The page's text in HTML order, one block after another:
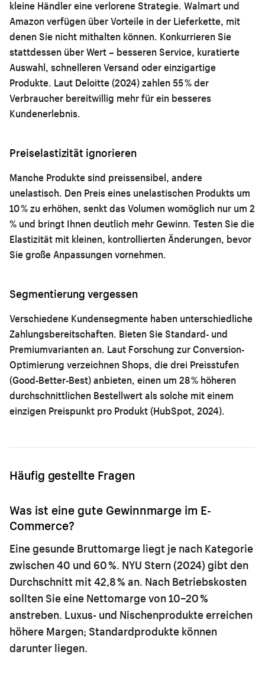
kleine Händler eine verlorene Strategie. Walmart und
Amazon verfügen über Vorteile in der Lieferkette, mit
denen Sie nicht mithalten können. Konkurrieren Sie
stattdessen über Wert – besseren Service, kuratierte
Auswahl, schnelleren Versand oder einzigartige
Produkte. Laut Deloitte (2024) zahlen 55 % der
Verbraucher bereitwillig mehr für ein besseres
Kundenerlebnis.
Preiselastizität ignorieren
Manche Produkte sind preissensibel, andere
unelastisch. Den Preis eines unelastischen Produkts um
10 % zu erhöhen, senkt das Volumen womöglich nur um 2
% und bringt Ihnen deutlich mehr Gewinn. Testen Sie die
Elastizität mit kleinen, kontrollierten Änderungen, bevor
Sie große Anpassungen vornehmen.
Segmentierung vergessen
Verschiedene Kundensegmente haben unterschiedliche
Zahlungsbereitschaften. Bieten Sie Standard- und
Premiumvarianten an. Laut Forschung zur Conversion-
Optimierung verzeichnen Shops, die drei Preisstufen
(Good-Better-Best) anbieten, einen um 28 % höheren
durchschnittlichen Bestellwert als solche mit einem
einzigen Preispunkt pro Produkt (HubSpot, 2024).
Häufig gestellte Fragen
Was ist eine gute Gewinnmarge im E-
Commerce?
Eine gesunde Bruttomarge liegt je nach Kategorie
zwischen 40 und 60 %. NYU Stern (2024) gibt den
Durchschnitt mit 42,8 % an. Nach Betriebskosten
sollten Sie eine Nettomarge von 10–20 %
anstreben. Luxus- und Nischenprodukte erreichen
höhere Margen; Standardprodukte können
darunter liegen.